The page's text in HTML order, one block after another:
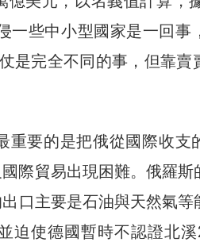
一些中小型國家是一回事
是完全不同的事，但靠賣
重要的是把俄從國際收支
際貿易出現困難。俄羅斯
口主要是石油與天然氣等
迫使德國暫時不認證北